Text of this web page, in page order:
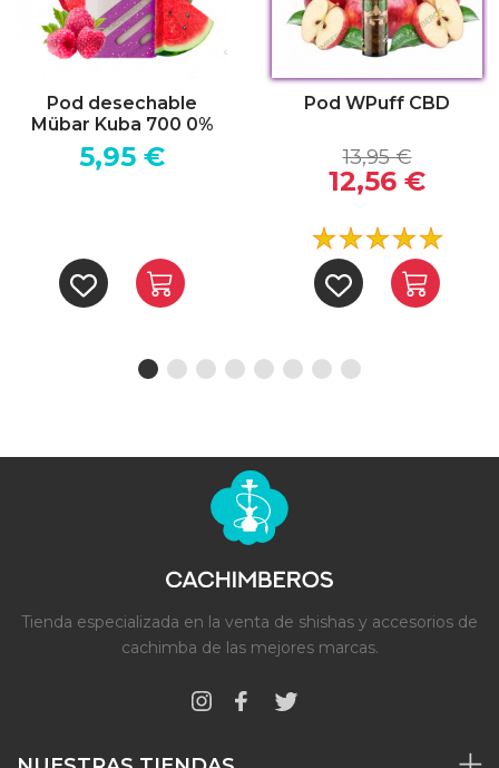
Pod desechable
Mübar Kuba 700 0%
5,95 €
Pod WPuff CBD
13,95 €
12,56 €
Tienda especializada en la venta de shishas y accesorios de
cachimba de las mejores marcas.